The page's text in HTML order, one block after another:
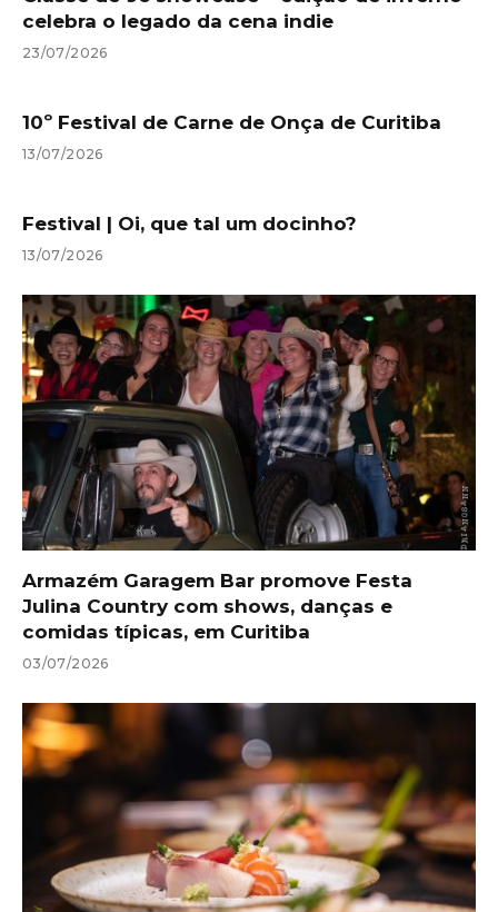
celebra o legado da cena indie
23/07/2026
10º Festival de Carne de Onça de Curitiba
13/07/2026
Festival | Oi, que tal um docinho?
13/07/2026
Armazém Garagem Bar promove Festa
Julina Country com shows, danças e
comidas típicas, em Curitiba
03/07/2026